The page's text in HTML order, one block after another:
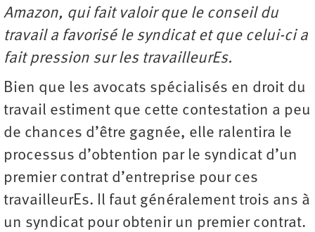
Amazon, qui fait valoir que le conseil du
travail a favorisé le syndicat et que celui-ci a
fait pression sur les travailleurEs.
Bien que les avocats spécialisés en droit du
travail estiment que cette contestation a peu
de chances d’être gagnée, elle ralentira le
processus d’obtention par le syndicat d’un
premier contrat d’entreprise pour ces
travailleurEs. Il faut généralement trois ans à
un syndicat pour obtenir un premier contrat.